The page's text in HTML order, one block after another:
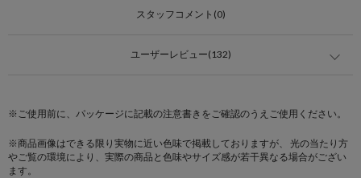
スタッフコメント(0)
ユーザーレビュー(132)
※ご使用前に、パッケージに記載の注意書きをご確認のうえご使用ください。
※商品画像はできる限り実物に近い色味で掲載しておりますが、 光の当たり方
やご覧の環境により、実際の商品と色味やサイズ感が若干異なる場合がござい
ます。